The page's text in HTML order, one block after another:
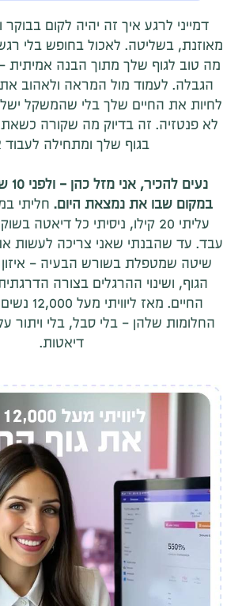
דמייני לרגע איך זה יהיה לקום
מאוזנת, בשליטה. לאכול בחופש בלי
מה טוב לגוף שלך מתוך הבנה אמיתית
הגבלה. לעמוד מול המראה ולאהוב
לחיות את החיים שלך בלי שהמשקל
לא פנטזיה. זה בדיוק מה שקורה
בגוף שלך ומתחילה לעבוד
נעים
במקום שבו את נמצאת היום. חליתי
עליתי 20 קילו, ניסיתי כל
עבד. עד שהבנתי שאני צריכה לעשות
שיטה שמטפלת בשורש הבעיה - איזון
הגוף, ושינוי ההרגלים בצורה
החיים. מאז
החלומות שלהן - בלי סבל, בלי ויתור
דיאטות.